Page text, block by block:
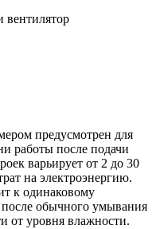
предусмотрен для
работы после подачи
варьирует от 2 до 30
на электроэнергию.
к одинаковому
после обычного умывания
от уровня влажности.